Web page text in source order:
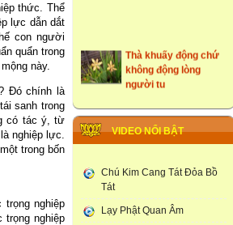
thức. Thể
lực dẫn dắt
con người
quẩn trong
này.
Đó chính là
sanh trong
có tác ý, từ
nghiệp lực.
trong bốn
trọng nghiệp
nghiệp
Thà khuấy động chứ
không động lòng
người tu
những ngôi cổ tự tại
Hưng Yên
Tây Du Ký Dưới Góc
Truyền Thống Phật
Giao
VIDEO NỔI BẬT
Chú Kim Cang Tát Đỏa Bồ
Tát
Lạy Phật Quan Âm